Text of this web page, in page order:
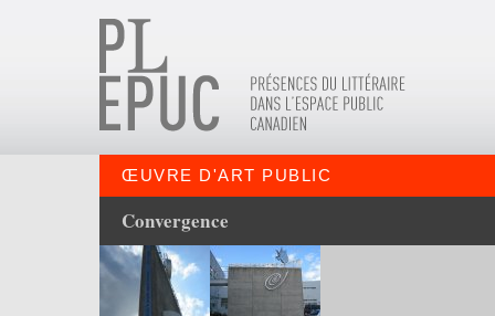
ŒUVRE D'ART PUBLIC
Convergence